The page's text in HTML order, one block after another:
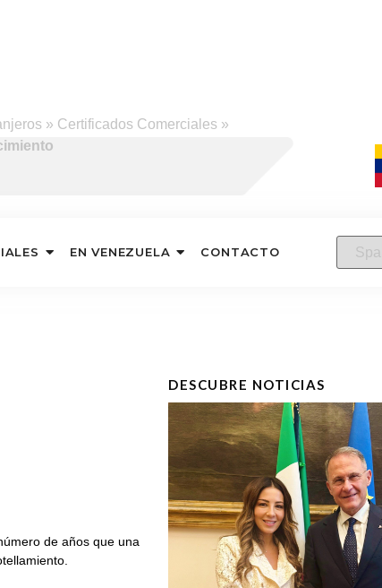
» Certificados Comerciales »
EN VENEZUELA CONTACTO
de años que una
DESCUBRE NOTICIAS